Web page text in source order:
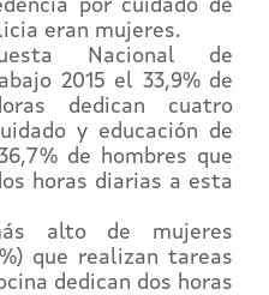
por cuidado de
eran mujeres.
Nacional de
2015 el 33,9% de
dedican cuatro
y educación de
de hombres que
horas diarias a esta
alto de mujeres
que realizan tareas
dedican dos horas